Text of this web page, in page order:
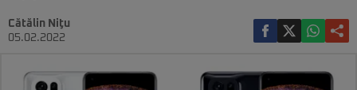
Cătălin Niţu
05.02.2022